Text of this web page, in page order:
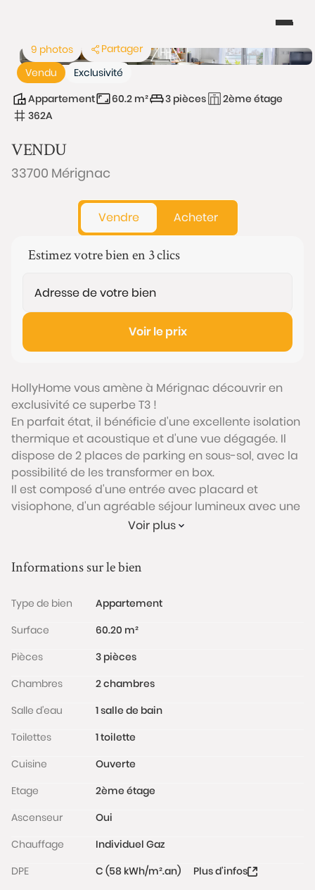
Vendu Exclusivité
9 photos Partager
Appartement 60.2 m² 3 pièces
2ème étage
362A
VENDU
33700 Mérignac
Vendre Acheter
Estimez votre bien en 3 clics
Voir le prix
HollyHome vous amène à Mérignac découvrir en
exclusivité ce superbe T3 !
En parfait état, il bénéficie d'une excellente isolation
thermique et acoustique et d'une vue dégagée. Il
dispose de 2 places de parking en sous-sol, avec la
possibilité de les transformer en box.
Il est composé d'une entrée avec placard et
visiophone, d'un agréable séjour lumineux avec une
cuisine ouverte, le tout donnant sur un balcon de
Les 2 chambres font plus de 11m2, disposent d'un joli
Enfin, la salle de bains est fonctionnelle et
contemporaine.
Gaulle, avec ses commerces, ses restaurants, son
cinéma et sa bibliothèque; les Bus 30 et 34 sont au
pied de l'immeuble, le Tram A à seulement 600m, un
supermarché à 150m et la rocade est accessible en
La résidence et ses parties communes sont
parfaitement bien entretenues.
Les informations sur les risques auxquels ce bien est
exposé sont disponibles sur le site
Voir plus
Informations sur le bien
Type de bien
Appartement
Surface
60.20 m²
Pièces
3 pièces
Chambres
2 chambres
Salle d'eau
1 salle de bain
Toilettes
1 toilette
Cuisine
Ouverte
Etage
2ème étage
Ascenseur
Oui
Chauffage
Individuel Gaz
DPE
C (58 kWh/m².an)
Plus d'infos